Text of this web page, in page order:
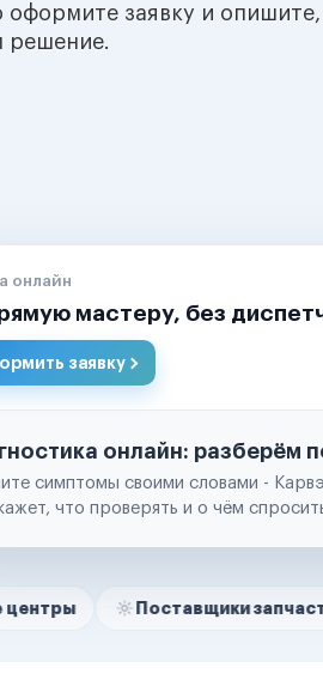
оформите заявку и
решение.
онлайн
мастеру, без
заявку
онлайн: разберём
симптомы своими словами -
что проверять и о чём
Поставщики запчастей